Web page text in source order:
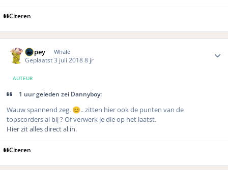
Citeren
Dopey Whale
Geplaatst 3 juli 20188 jr
AUTEUR
1 uur geleden zei Dannyboy:
Wauw spannend zeg. 😊.. zitten hier ook de punten van de
topscorders al bij ? Of verwerk je die op het laatst.
Hier zit alles direct al in.
Citeren